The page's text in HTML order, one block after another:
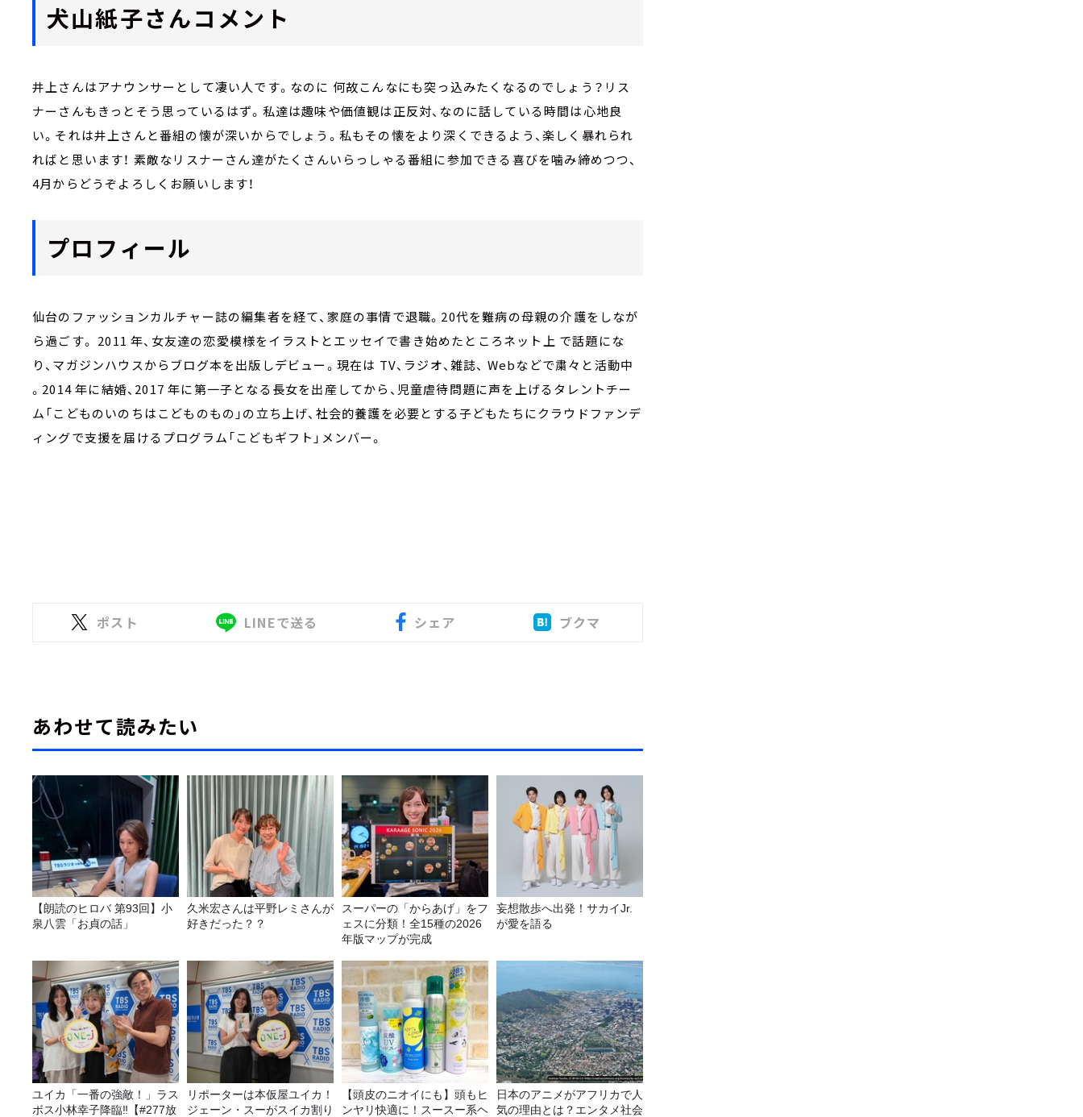
犬山紙子さんコメント
井上さんはアナウンサーとして凄い人です。なのに 何故こんなにも突っ込みたくなるのでしょう？リス
ナーさんもきっとそう思っているはず。私達は趣味や価値観は正反対、なのに話している時間は心地良
い。それは井上さんと番組の懐が深いからでしょう。私もその懐をより深くできるよう、楽しく暴れられ
ればと思います！ 素敵なリスナーさん達がたくさんいらっしゃる番組に参加できる喜びを噛み締めつつ、
4月からどうぞよろしくお願いします！
プロフィール
仙台のファッションカルチャー誌の編集者を経て、家庭の事情で退職。20代を難病の母親の介護をしなが
ら過ごす。 2011 年、女友達の恋愛模様をイラストとエッセイで書き始めたところネット上 で話題にな
り、マガジンハウスからブログ本を出版しデビュー。現在は TV、ラジオ、雑誌、 Webなどで粛々と活動中
。2014 年に結婚、2017 年に第一子となる長女を出産してから、児童虐待問題に声を上げるタレントチー
ム「こどものいのちはこどものもの」の立ち上げ、社会的養護を必要とする子どもたちにクラウドファンデ
ィングで支援を届けるプログラム「こどもギフト」メンバー。
ポスト LINEで送る シェア ブクマ
あわせて読みたい
【朗読のヒロバ 第93回】小
泉八雲「お貞の話」
久米宏さんは平野レミさんが
好きだった？？
スーパーの「からあげ」をフ
ェスに分類！全15種の2026
年版マップが完成
妄想散歩へ出発！サカイJr.
が愛を語る
ユイカ「一番の強敵！」ラス
ボス小林幸子降臨‼【#277放
リポーターは本仮屋ユイカ！
ジェーン・スーがスイカ割り
【頭皮のニオイにも】頭もヒ
ンヤリ快適に！スースー系ヘ
日本のアニメがアフリカで人
気の理由とは？エンタメ社会